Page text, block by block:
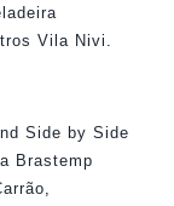
Vila Nivi
Side by Side
Brastemp
,